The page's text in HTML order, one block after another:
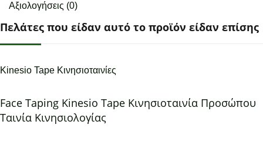
Αξιολογήσεις (0)
Πελάτες που είδαν αυτό το προϊόν είδαν επίσης
Kinesio Tape Κινησιοταινίες
Face Taping Kinesio Tape Κινησιοταινία Προσώπου
Ταινία Κινησιολογίας